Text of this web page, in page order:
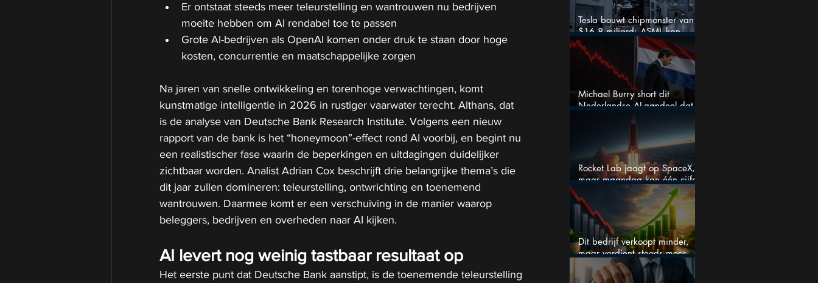
Er ontstaat steeds meer teleurstelling en wantrouwen nu bedrijven
moeite hebben om AI rendabel toe te passen
Grote AI-bedrijven als OpenAI komen onder druk te staan door hoge
kosten, concurrentie en maatschappelijke zorgen
Na jaren van snelle ontwikkeling en torenhoge verwachtingen, komt
kunstmatige intelligentie in 2026 in rustiger vaarwater terecht. Althans, dat
is de analyse van Deutsche Bank Research Institute. Volgens een nieuw
rapport van de bank is het “honeymoon”-effect rond AI voorbij, en begint nu
een realistischer fase waarin de beperkingen en uitdagingen duidelijker
zichtbaar worden. Analist Adrian Cox beschrijft drie belangrijke thema’s die
dit jaar zullen domineren: teleurstelling, ontwrichting en toenemend
wantrouwen. Daarmee komt er een verschuiving in de manier waarop
beleggers, bedrijven en overheden naar AI kijken.
AI levert nog weinig tastbaar resultaat op
Het eerste punt dat Deutsche Bank aanstipt, is de toenemende teleurstelling
Tesla bouwt chipmonster van
$16,8 miljard: ASML kan
grote winnaar worden
Michael Burry short dit
Nederlandse AI-aandeel dat
Rocket Lab jaagt op SpaceX,
maar maandag kan één cijfer
de droom doorprikken?
Dit bedrijf verkoopt minder,
maar verdient steeds meer —
hoe lang kan dit sprookje
doorgaan?